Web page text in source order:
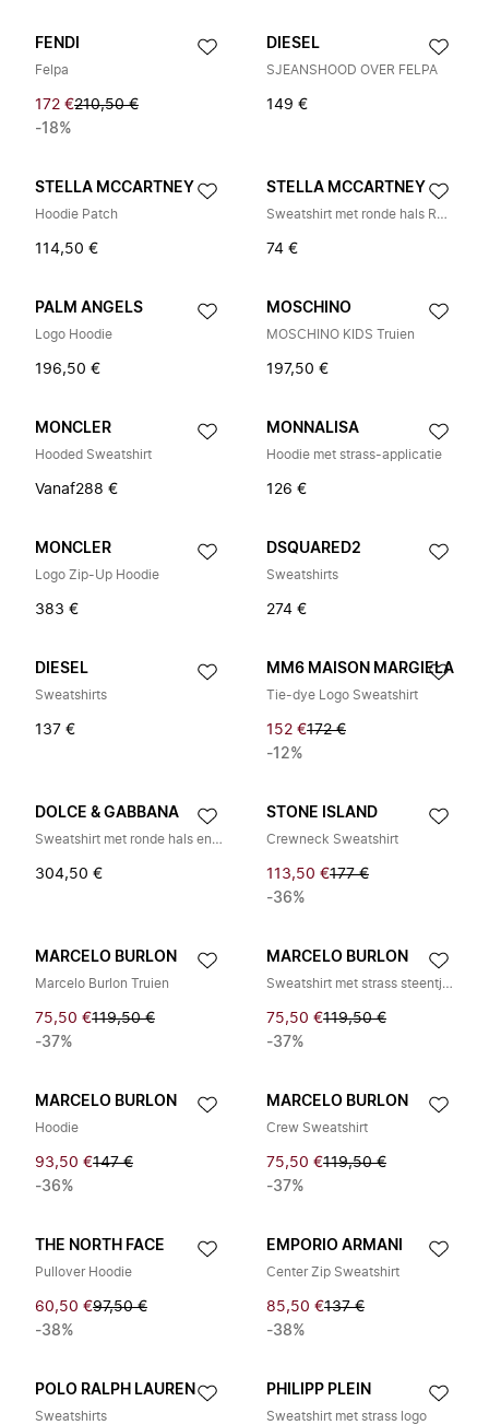
FENDI
Felpa
172 €210,50 €
-18%
DIESEL
SJEANSHOOD OVER FELPA
149 €
STELLA MCCARTNEY
Hoodie Patch
114,50 €
STELLA MCCARTNEY
Sweatshirt met ronde hals Robot
74 €
PALM ANGELS
Logo Hoodie
196,50 €
MOSCHINO
MOSCHINO KIDS Truien
197,50 €
MONCLER
Hooded Sweatshirt
Vanaf288 €
MONNALISA
Hoodie met strass-applicatie
126 €
MONCLER
Logo Zip-Up Hoodie
383 €
DSQUARED2
Sweatshirts
274 €
DIESEL
Sweatshirts
137 €
MM6 MAISON MARGIELA
Tie-dye Logo Sweatshirt
152 €172 €
-12%
DOLCE & GABBANA
Sweatshirt met ronde hals en logo
304,50 €
STONE ISLAND
Crewneck Sweatshirt
113,50 €177 €
-36%
MARCELO BURLON
Marcelo Burlon Truien
75,50 €119,50 €
-37%
MARCELO BURLON
Sweatshirt met strass steentjes
75,50 €119,50 €
-37%
MARCELO BURLON
Hoodie
93,50 €147 €
-36%
MARCELO BURLON
Crew Sweatshirt
75,50 €119,50 €
-37%
THE NORTH FACE
Pullover Hoodie
60,50 €97,50 €
-38%
EMPORIO ARMANI
Center Zip Sweatshirt
85,50 €137 €
-38%
POLO RALPH LAUREN
Sweatshirts
PHILIPP PLEIN
Sweatshirt met strass logo